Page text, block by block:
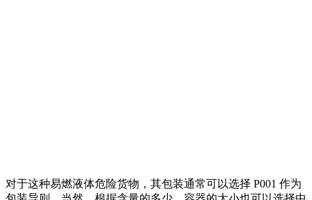
对于这种易燃液体危险货物，其包装通常可以选择 P001 作为